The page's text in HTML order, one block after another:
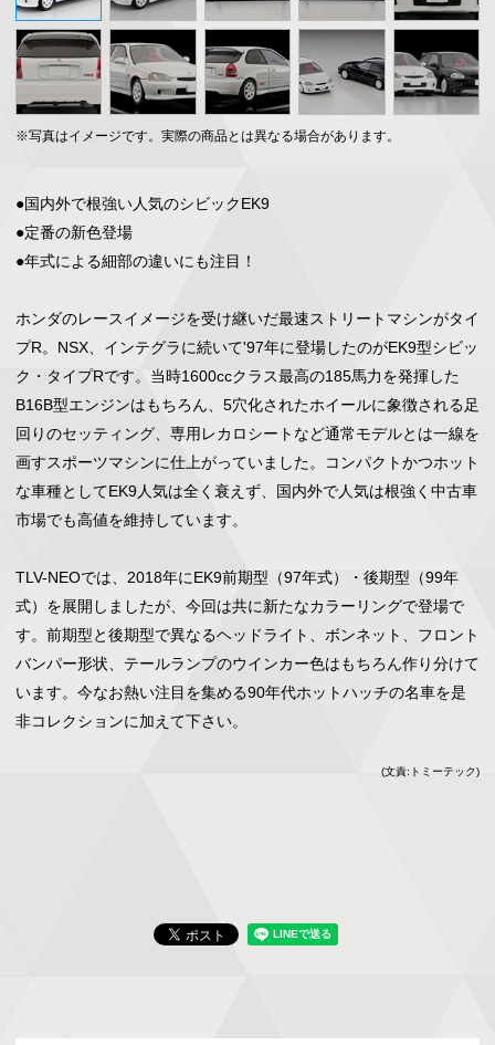
※写真はイメージです。実際の商品とは異なる場合があります。
●国内外で根強い人気のシビックEK9
●定番の新色登場
●年式による細部の違いにも注目！
ホンダのレースイメージを受け継いだ最速ストリートマシンがタイ
プR。NSX、インテグラに続いて'97年に登場したのがEK9型シビッ
ク・タイプRです。当時1600ccクラス最高の185馬力を発揮した
B16B型エンジンはもちろん、5穴化されたホイールに象徴される足
回りのセッティング、専用レカロシートなど通常モデルとは一線を
画すスポーツマシンに仕上がっていました。コンパクトかつホット
な車種としてEK9人気は全く衰えず、国内外で人気は根強く中古車
市場でも高値を維持しています。
TLV-NEOでは、2018年にEK9前期型（97年式）・後期型（99年
式）を展開しましたが、今回は共に新たなカラーリングで登場で
す。前期型と後期型で異なるヘッドライト、ボンネット、フロント
バンパー形状、テールランプのウインカー色はもちろん作り分けて
います。今なお熱い注目を集める90年代ホットハッチの名車を是
非コレクションに加えて下さい。
(文責:トミーテック)